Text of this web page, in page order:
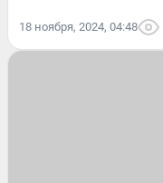
18 ноября, 2024, 04:48